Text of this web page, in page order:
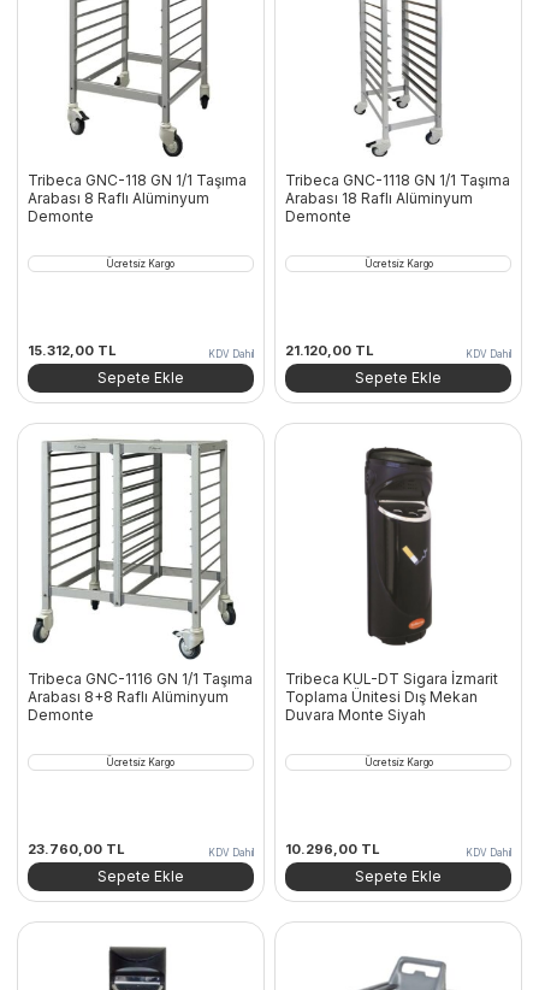
Tribeca GNC-118 GN 1/1 Taşıma
Arabası 8 Raflı Alüminyum
Demonte
Ücretsiz Kargo
15.312,00 TL KDV Dahil
Sepete Ekle
Tribeca GNC-1118 GN 1/1 Taşıma
Arabası 18 Raflı Alüminyum
Demonte
Ücretsiz Kargo
21.120,00 TL KDV Dahil
Sepete Ekle
Tribeca GNC-1116 GN 1/1 Taşıma
Arabası 8+8 Raflı Alüminyum
Demonte
Ücretsiz Kargo
23.760,00 TL KDV Dahil
Sepete Ekle
Tribeca KUL-DT Sigara İzmarit
Toplama Ünitesi Dış Mekan
Duvara Monte Siyah
Ücretsiz Kargo
10.296,00 TL KDV Dahil
Sepete Ekle